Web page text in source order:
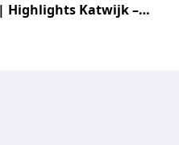
Highlights Katwijk –